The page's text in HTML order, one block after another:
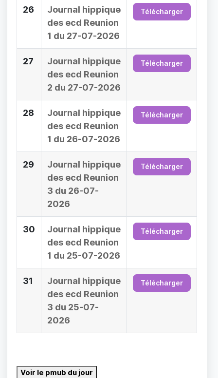
26
Journal hippique
des ecd Reunion
1 du 27-07-2026
Télécharger
27
Journal hippique
des ecd Reunion
2 du 27-07-2026
Télécharger
28
Journal hippique
des ecd Reunion
1 du 26-07-2026
Télécharger
29
Journal hippique
des ecd Reunion
3 du 26-07-
2026
Télécharger
30
Journal hippique
des ecd Reunion
1 du 25-07-2026
Télécharger
31
Journal hippique
des ecd Reunion
3 du 25-07-
2026
Télécharger
Voir le pmub du jour